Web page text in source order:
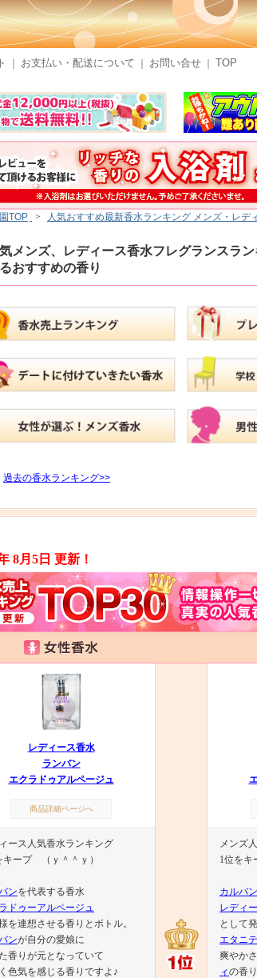
お支払い・配送について お問い合せ TOP
TOP > 人気おすすめ最新香水ランキング メンズ・レデ
メンズ、レディース香水フレグランスラ
おすすめの香り
過去の香水ランキング>>
8月5日 更新！
レディース香水
ランバン
エクラドゥアルページュ
商品詳細ページへ
ース人気香水ランキング
キープ （ｙ＾＾ｙ）
ンを代表する香水
ドゥーアルページュ
を連想させる香りとボトル。
ンが自分の愛娘に
香りが元となっていて
色気を感じる香りですよ♪
メンズ
1位をキ
カルバ
レディ
として
エタニ
爽やか
ィの香
しらすさん
く届いたのでよか
。また利用させて
！
MMさん
好きな香水を、いろいろ少
量試せるところが魅力でし
気
し